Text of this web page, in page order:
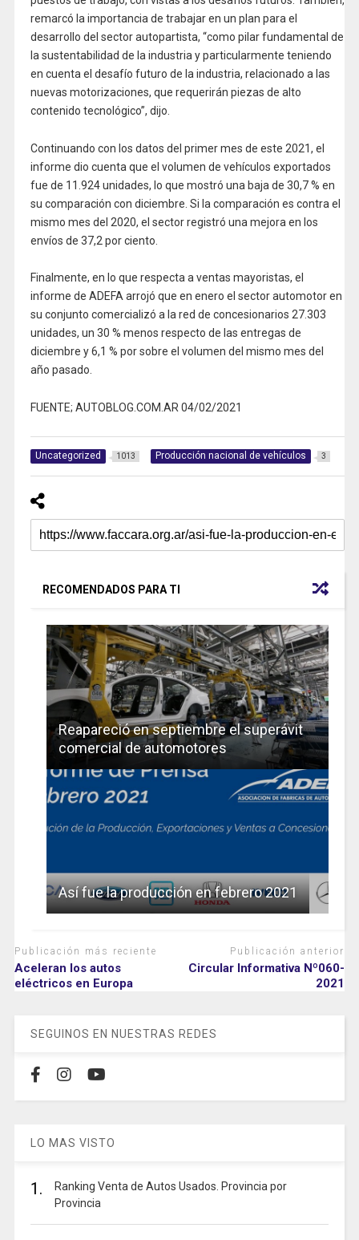
remarcó la importancia de trabajar en un plan para el
desarrollo del sector autopartista, “como pilar fundamental de
la sustentabilidad de la industria y particularmente teniendo
en cuenta el desafío futuro de la industria, relacionado a las
nuevas motorizaciones, que requerirán piezas de alto
contenido tecnológico”, dijo.
Continuando con los datos del primer mes de este 2021, el
informe dio cuenta que el volumen de vehículos exportados
fue de 11.924 unidades, lo que mostró una baja de 30,7 % en
su comparación con diciembre. Si la comparación es contra el
mismo mes del 2020, el sector registró una mejora en los
envíos de 37,2 por ciento.
Finalmente, en lo que respecta a ventas mayoristas, el
informe de ADEFA arrojó que en enero el sector automotor en
su conjunto comercializó a la red de concesionarios 27.303
unidades, un 30 % menos respecto de las entregas de
diciembre y 6,1 % por sobre el volumen del mismo mes del
año pasado.
FUENTE; AUTOBLOG.COM.AR 04/02/2021
Uncategorized 1013 Producción nacional de vehículos 3
RECOMENDADOS PARA TI
Reapareció en septiembre el superávit
comercial de automotores
Así fue la producción en febrero 2021
Publicación más reciente
Aceleran los autos
eléctricos en Europa
Publicación anterior
Circular Informativa Nº060-
2021
SEGUINOS EN NUESTRAS REDES
LO MAS VISTO
1.
Ranking Venta de Autos Usados. Provincia por
Provincia